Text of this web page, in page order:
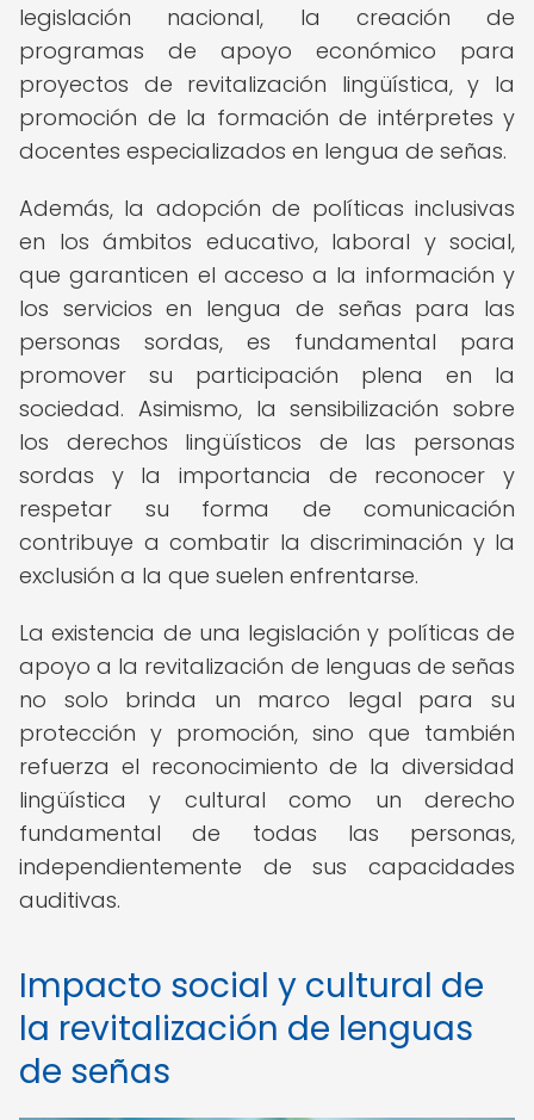
legislación nacional, la creación de
programas de apoyo económico para
proyectos de revitalización lingüística, y la
promoción de la formación de intérpretes y
docentes especializados en lengua de señas.
Además, la adopción de políticas inclusivas
en los ámbitos educativo, laboral y social,
que garanticen el acceso a la información y
los servicios en lengua de señas para las
personas sordas, es fundamental para
promover su participación plena en la
sociedad. Asimismo, la sensibilización sobre
los derechos lingüísticos de las personas
sordas y la importancia de reconocer y
respetar su forma de comunicación
contribuye a combatir la discriminación y la
exclusión a la que suelen enfrentarse.
La existencia de una legislación y políticas de
apoyo a la revitalización de lenguas de señas
no solo brinda un marco legal para su
protección y promoción, sino que también
refuerza el reconocimiento de la diversidad
lingüística y cultural como un derecho
fundamental de todas las personas,
independientemente de sus capacidades
auditivas.
Impacto social y cultural de
la revitalización de lenguas
de señas